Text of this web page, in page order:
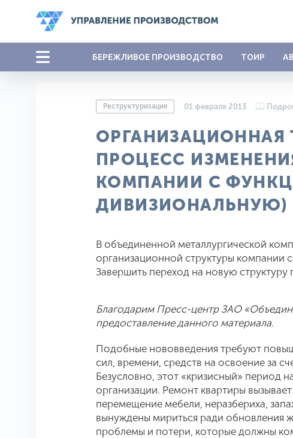
БЕРЕЖЛИВОЕ ПРОИЗВОДСТВО ТОИР
Реструктуризация 01 февраля 2013
ОРГАНИЗАЦИОННАЯ
ПРОЦЕСС
КОМПАНИИ С
ДИВИЗИОНАЛЬНУЮ)
В объединенной металлургической
организационной структуры компании
Завершить переход на новую структуру
Благодарим Пресс-центр ЗАО
предоставление данного материала.
Подобные нововведения требуют
сил, времени, средств на освоение за
Безусловно, этот «кризисный» период
организации. Ремонт квартиры
перемещение мебели, неразбериха,
вынуждены мириться ради обновления
проблемы и потери, которые должны